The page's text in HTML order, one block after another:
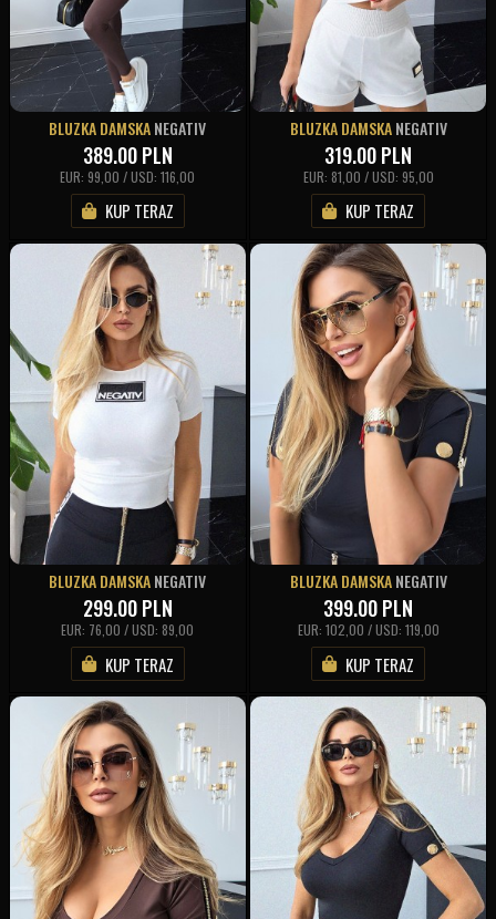
BLUZKA DAMSKANEGATIV
389.00PLN
EUR: 99,00 / USD: 116,00
KUP TERAZ
BLUZKA DAMSKANEGATIV
319.00PLN
EUR: 81,00 / USD: 95,00
KUP TERAZ
BLUZKA DAMSKANEGATIV
299.00PLN
EUR: 76,00 / USD: 89,00
KUP TERAZ
BLUZKA DAMSKANEGATIV
399.00PLN
EUR: 102,00 / USD: 119,00
KUP TERAZ